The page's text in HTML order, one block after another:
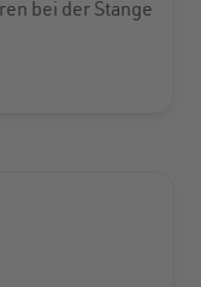
bei der Stange